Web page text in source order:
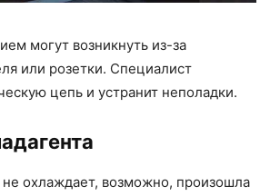
могут возникнуть из-за
или розетки. Специалист
цепь и устранит неполадки.
охлаждает, возможно, произошла